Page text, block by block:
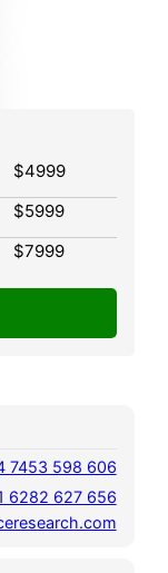
$4999
$5999
$7999
7453 598 606
6282 627 656